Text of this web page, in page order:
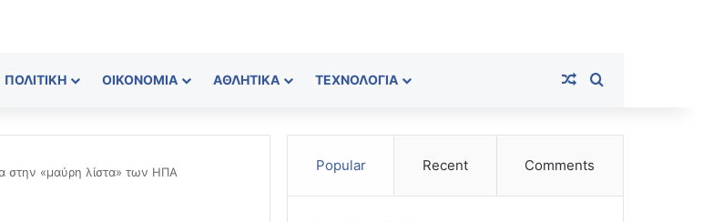
ΠΟΛΙΤΙΚΉ ΟΙΚΟΝΟΜΊΑ ΑΘΛΗΤΙΚΆ ΤΕΧΝΟΛΟΓΊΑ Random Article
στην «μαύρη λίστα» των ΗΠΑ Popular Recent Comments